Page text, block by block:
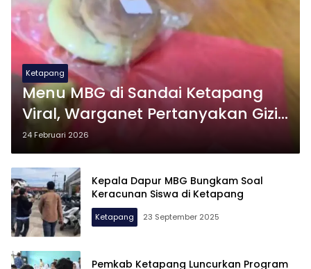
Ketapang
Menu MBG di Sandai Ketapang
Viral, Warganet Pertanyakan Gizi
dan Transparansi
24 Februari 2026
Kepala Dapur MBG Bungkam Soal
Keracunan Siswa di Ketapang
Ketapang 23 September 2025
Pemkab Ketapang Luncurkan Program